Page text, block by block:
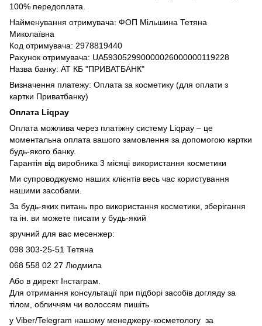
100% передоплата.
Найменування отримувача: ФОП Мільшина Тетяна
Миколаївна
Код отримувача: 2978819440
Рахунок отримувача: UA593052990000026000000119228
Назва банку: АТ КБ "ПРИВАТБАНК"
Визначення платежу: Оплата за косметику (для оплати з
картки Приватбанку)
Оплата Liqpay
Оплата можлива через платіжну систему Liqpay – це
моментальна оплата вашого замовлення за допомогою картки
будь-якого банку.
Гарантія від виробника 3 місяці використання косметики
Ми супроводжуємо наших клієнтів весь час користування
нашими засобами.
За будь-яких питань про використання косметики, зберігання
та ін. ви можете писати у будь-який
зручний для вас месенжер:
098 303-25-51 Тетяна
068 558 02 27 Людмила
Або в директ Інстаграм.
Для отримання консультації при підборі засобів догляду за
тілом, обличчям чи волоссям пишіть
у Viber/Telegram нашому менеджеру-косметологу за